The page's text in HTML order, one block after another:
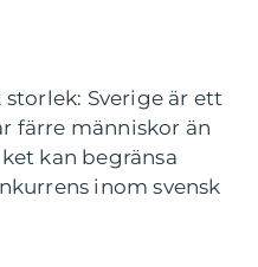
storlek: Sverige är ett
färre människor än
kan begränsa
inom svensk